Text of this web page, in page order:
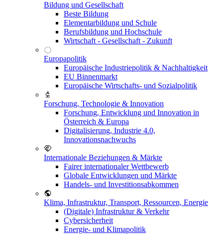
Bildung und Gesellschaft
Beste Bildung
Elementarbildung und Schule
Berufsbildung und Hochschule
Wirtschaft - Gesellschaft - Zukunft
Europapolitik
Europäische Industriepolitik & Nachhaltigkeit
EU Binnenmarkt
Europäische Wirtschafts- und Sozialpolitik
Forschung, Technologie & Innovation
Forschung, Entwicklung und Innovation in
Österreich & Europa
Digitalisierung, Industrie 4.0,
Innovationsnachwuchs
Internationale Beziehungen & Märkte
Fairer internationaler Wettbewerb
Globale Entwicklungen und Märkte
Handels- und Investitionsabkommen
Klima, Infrastruktur, Transport, Ressourcen, Energie
(Digitale) Infrastruktur & Verkehr
Cybersicherheit
Energie- und Klimapolitik